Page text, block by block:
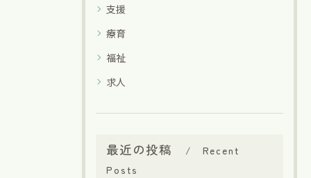
支援
療育
福祉
求人
最近の投稿
Recent
Posts